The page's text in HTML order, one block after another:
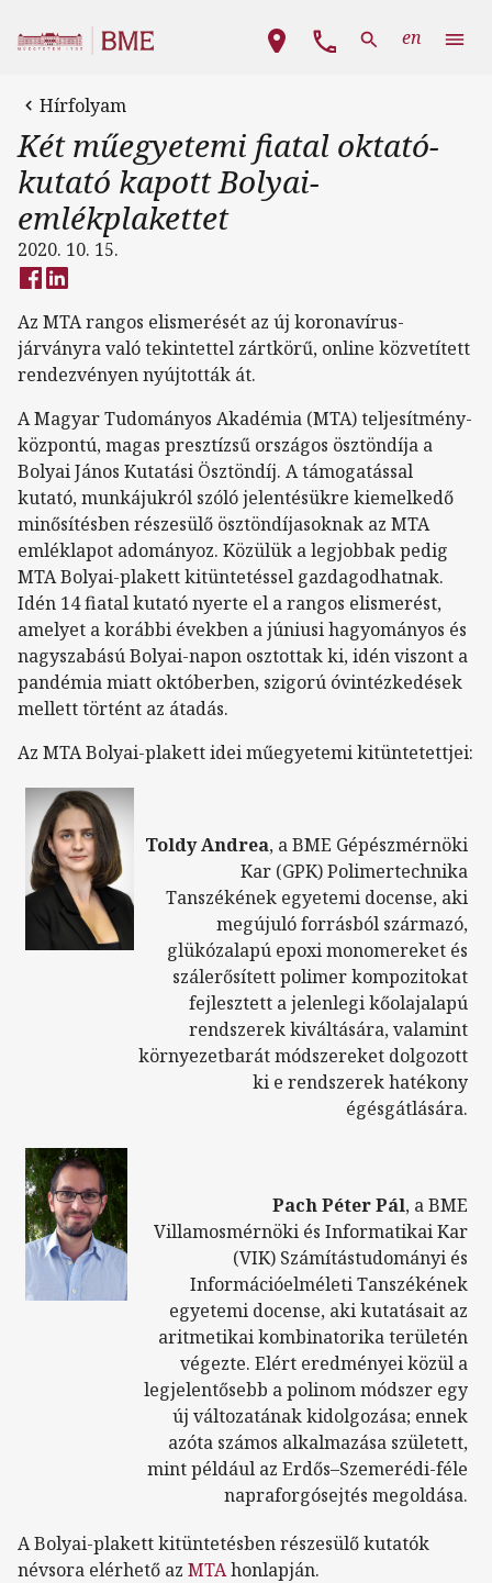
Fő navigáció
en
Hírfolyam
Két műegyetemi fiatal oktató-
kutató kapott Bolyai-
emlékplakettet
2020. 10. 15.
Az MTA rangos elismerését az új koronavírus-
járványra való tekintettel zártkörű, online közvetített
rendezvényen nyújtották át.
A Magyar Tudományos Akadémia (MTA) teljesítmény-
központú, magas presztízsű országos ösztöndíja a
Bolyai János Kutatási Ösztöndíj. A támogatással
kutató, munkájukról szóló jelentésükre kiemelkedő
minősítésben részesülő ösztöndíjasoknak az MTA
emléklapot adományoz. Közülük a legjobbak pedig
MTA Bolyai-plakett kitüntetéssel gazdagodhatnak.
Idén 14 fiatal kutató nyerte el a rangos elismerést,
amelyet a korábbi években a júniusi hagyományos és
nagyszabású Bolyai-napon osztottak ki, idén viszont a
pandémia miatt októberben, szigorú óvintézkedések
mellett történt az átadás.
Az MTA Bolyai-plakett idei műegyetemi kitüntetettjei:
Toldy Andrea, a BME Gépészmérnöki
Kar (GPK) Polimertechnika
Tanszékének egyetemi docense, aki
megújuló forrásból származó,
glükózalapú epoxi monomereket és
szálerősített polimer kompozitokat
fejlesztett a jelenlegi kőolajalapú
rendszerek kiváltására, valamint
környezetbarát módszereket dolgozott
ki e rendszerek hatékony
égésgátlására.
Pach Péter Pál, a BME
Villamosmérnöki és Informatikai Kar
(VIK) Számítástudományi és
Információelméleti Tanszékének
egyetemi docense, aki kutatásait az
aritmetikai kombinatorika területén
végezte. Elért eredményei közül a
legjelentősebb a polinom módszer egy
új változatának kidolgozása; ennek
azóta számos alkalmazása született,
mint például az Erdős–Szemerédi-féle
napraforgósejtés megoldása.
A Bolyai-plakett kitüntetésben részesülő kutatók
névsora elérhető az MTAhonlapján.